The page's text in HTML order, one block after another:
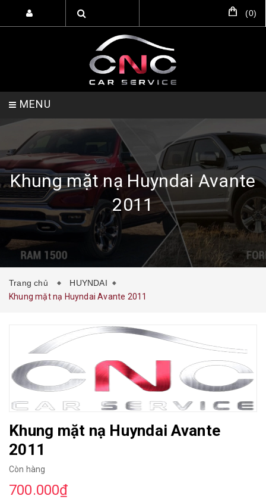
(0)
MENU
TRANG CHỦ DỊCH VỤ SẢN PHẨM
HỖ TRỢ SETUP GARA LIÊN HỆ
Khung mặt nạ Huyndai Avante
2011
Trang chủ
HUYNDAI
Khung mặt nạ Huyndai Avante 2011
Khung mặt nạ Huyndai Avante
2011
Còn hàng
700.000₫